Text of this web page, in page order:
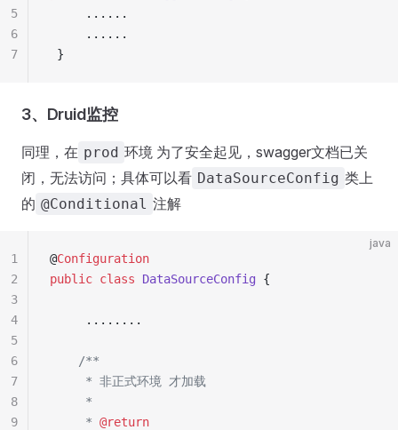
     ......
     ......
}
5
6
7
3、Druid监控
同理，在 prod 环境 为了安全起见，swagger文档已关
闭，无法访问；具体可以看 DataSourceConfig 类上
的 @Conditional 注解
java
@Configuration
public class DataSourceConfig {
     ........
    /**
     * 非正式环境 才加载
     *
     *
@return
1
2
3
4
5
6
7
8
9